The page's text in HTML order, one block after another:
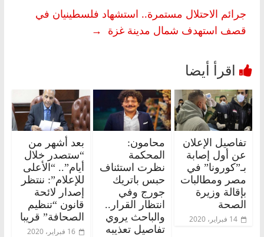
جرائم الاحتلال مستمرة.. استشهاد فلسطينيان في
قصف استهدف شمال مدينة غزة →
تفاصيل الإعلان
عن أول إصابة
بـ”كورونا” في
مصر ومطالبات
بإقالة وزيرة
الصحة
14 فبراير، 2020
محامون:
المحكمة
نظرت استئناف
حبس باتريك
جورج وفي
انتظار القرار..
والباحث يروي
تفاصيل تعذيبه
بعد أشهر من
“ستصدر خلال
أيام”.. “الأعلى
للإعلام”: ننتظر
إصدار لائحة
قانون “تنظيم
الصحافة” قريبا
16 فبراير، 2020